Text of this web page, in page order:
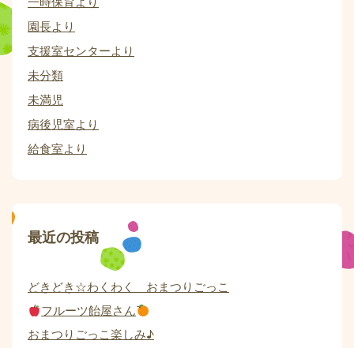
園長より
支援室センターより
未分類
未満児
病後児室より
給食室より
最近の投稿
どきどき☆わくわく おまつりごっこ
フルーツ飴屋さん
おまつりごっこ楽しみ♪